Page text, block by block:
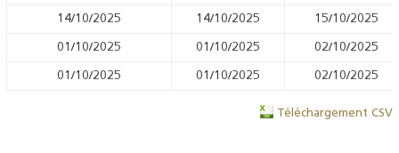
14/10/2025 14/10/2025 15/10/2025
01/10/2025 01/10/2025 02/10/2025
01/10/2025 01/10/2025 02/10/2025
Téléchargement CSV